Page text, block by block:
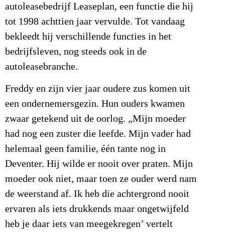
autoleasebedrijf Leaseplan, een functie die hij
tot 1998 achttien jaar vervulde. Tot vandaag
bekleedt hij verschillende functies in het
bedrijfsleven, nog steeds ook in de
autoleasebranche.
Freddy en zijn vier jaar oudere zus komen uit
een ondernemersgezin. Hun ouders kwamen
zwaar getekend uit de oorlog. „Mijn moeder
had nog een zuster die leefde. Mijn vader had
helemaal geen familie, één tante nog in
Deventer. Hij wilde er nooit over praten. Mijn
moeder ook niet, maar toen ze ouder werd nam
de weerstand af. Ik heb die achtergrond nooit
ervaren als iets drukkends maar ongetwijfeld
heb je daar iets van meegekregen’ vertelt